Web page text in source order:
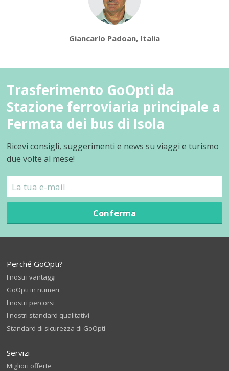
Giancarlo Padoan, Italia
Trasferimento GoOpti da
Stazione ferroviaria principale a
Fermata dei bus di Isola
Ricevi consigli, suggerimenti e news su viaggi e turismo
due volte al mese!
Conferma
Perché GoOpti?
I nostri vantaggi
GoOpti in numeri
I nostri percorsi
I nostri standard qualitativi
Standard di sicurezza di GoOpti
Servizi
Migliori offerte